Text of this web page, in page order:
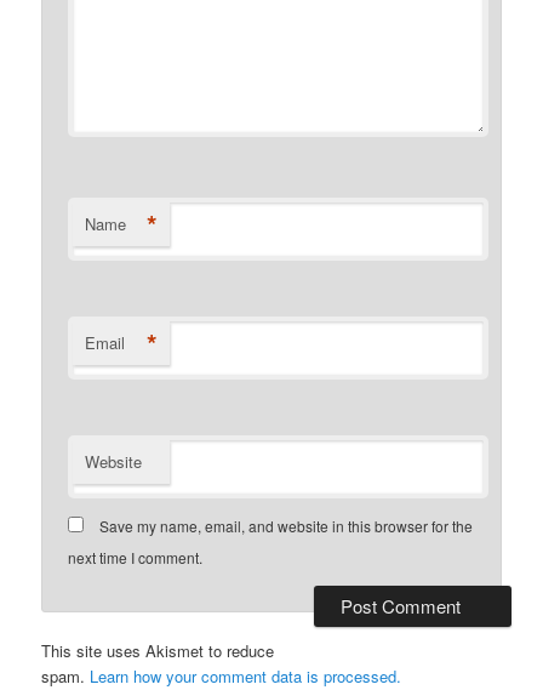
Name *
Email *
Website
Save my name, email, and website in this browser for the
next time I comment.
This site uses Akismet to reduce
spam. Learn how your comment data is processed.